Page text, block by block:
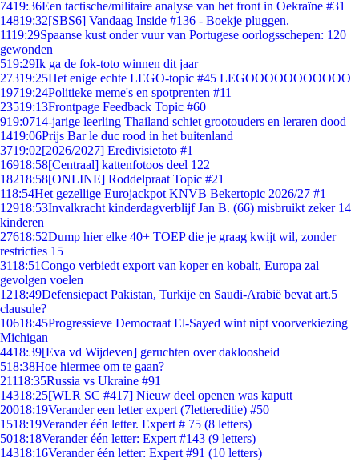
7419:36Een tactische/militaire analyse van het front in Oekraïne #31
14819:32[SBS6] Vandaag Inside #136 - Boekje pluggen.
1119:29Spaanse kust onder vuur van Portugese oorlogsschepen: 120
gewonden
519:29Ik ga de fok-toto winnen dit jaar
27319:25Het enige echte LEGO-topic #45 LEGOOOOOOOOOOO
19719:24Politieke meme's en spotprenten #11
23519:13Frontpage Feedback Topic #60
919:0714-jarige leerling Thailand schiet grootouders en leraren dood
1419:06Prijs Bar le duc rood in het buitenland
3719:02[2026/2027] Eredivisietoto #1
16918:58[Centraal] kattenfotoos deel 122
18218:58[ONLINE] Roddelpraat Topic #21
118:54Het gezellige Eurojackpot KNVB Bekertopic 2026/27 #1
12918:53Invalkracht kinderdagverblijf Jan B. (66) misbruikt zeker 14
kinderen
27618:52Dump hier elke 40+ TOEP die je graag kwijt wil, zonder
restricties 15
3118:51Congo verbiedt export van koper en kobalt, Europa zal
gevolgen voelen
1218:49Defensiepact Pakistan, Turkije en Saudi-Arabië bevat art.5
clausule?
10618:45Progressieve Democraat El-Sayed wint nipt voorverkiezing
Michigan
4418:39[Eva vd Wijdeven] geruchten over dakloosheid
518:38Hoe hiermee om te gaan?
21118:35Russia vs Ukraine #91
14318:25[WLR SC #417] Nieuw deel openen was kaputt
20018:19Verander een letter expert (7lettereditie) #50
1518:19Verander één letter. Expert # 75 (8 letters)
5018:18Verander één letter: Expert #143 (9 letters)
14318:16Verander één letter: Expert #91 (10 letters)